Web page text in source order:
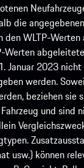
die
den WLTP-
Werten
Januar 2023
werden.
beziehen sie
und sind
usw.) können